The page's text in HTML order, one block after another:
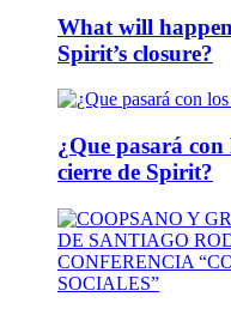
What will
Spirit’s closure?
¿Que pasará
cierre de Spirit?